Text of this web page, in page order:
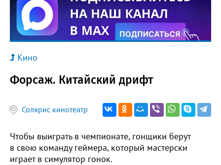
Кино
Форсаж. Китайский дрифт
Солярис кинотеатр
Чтобы выиграть в чемпионате, гонщики берут
в свою команду геймера, который мастерски
играет в симулятор гонок.